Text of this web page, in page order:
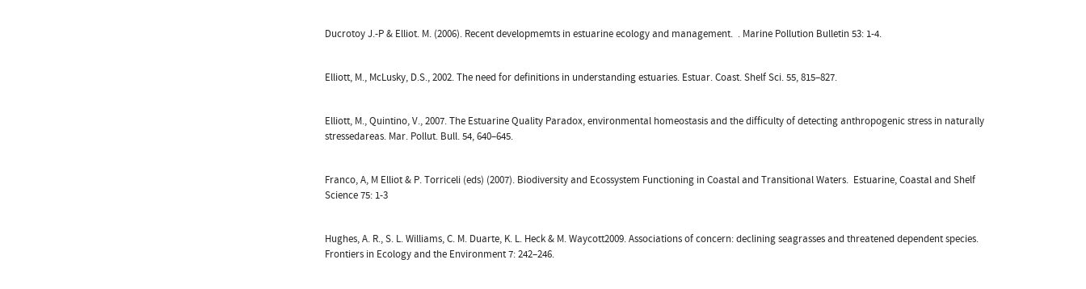
Ducrotoy J.-P & Elliot. M. (2006). Recent developmemts in estuarine ecology and management. . Marine Pollution Bulletin 53: 1-4.
Elliott, M., McLusky, D.S., 2002. The need for definitions in understanding estuaries. Estuar. Coast. Shelf Sci. 55, 815–827.
Elliott, M., Quintino, V., 2007. The Estuarine Quality Paradox, environmental homeostasis and the difficulty of detecting anthropogenic stress in naturally
stressedareas. Mar. Pollut. Bull. 54, 640–645.
Franco, A, M Elliot & P. Torriceli (eds) (2007). Biodiversity and Ecossystem Functioning in Coastal and Transitional Waters. Estuarine, Coastal and Shelf
Science 75: 1-3
Hughes, A. R., S. L. Williams, C. M. Duarte, K. L. Heck & M. Waycott2009. Associations of concern: declining seagrasses and threatened dependent species.
Frontiers in Ecology and the Environment 7: 242–246.